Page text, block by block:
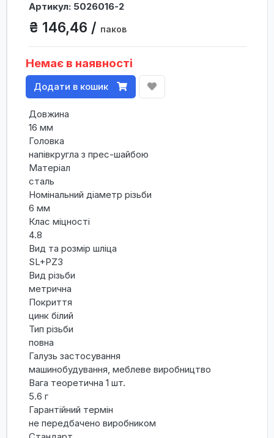
Артикул: 5026016-2
₴ 146,46 / паков
Немає в наявності
Додати в кошик
Довжина
16 мм
Головка
напівкругла з прес-шайбою
Матеріал
сталь
Номінальний діаметр різьби
6 мм
Клас міцності
4.8
Вид та розмір шліца
SL+PZ3
Вид різьби
метрична
Покриття
цинк білий
Тип різьби
повна
Галузь застосування
машинобудування, меблеве виробництво
Вага теоретична 1 шт.
5.6 г
Гарантійний термін
не передбачено виробником